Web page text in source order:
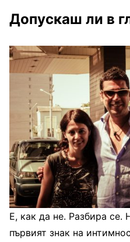
Допускаш ли в
Е, как да не. Разбира се.
първият знак на